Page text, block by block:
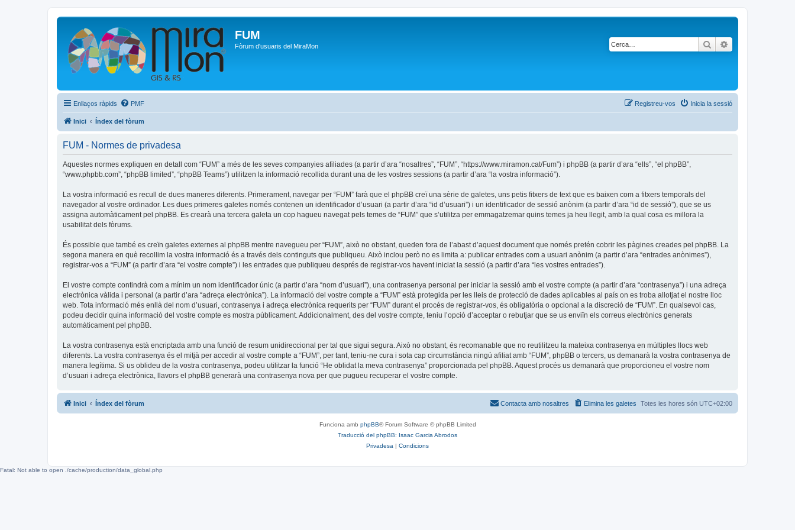
FUM
Fòrum d'usuaris del MiraMon Cerca
Enllaços ràpids PMF Inicia la sessió
Registreu-vos
Inici Índex del fòrum
FUM - Normes de privadesa
Aquestes normes expliquen en detall com “FUM” a més de les seves companyies afiliades (a partir d’ara “nosaltres”, “FUM”, “https://www.miramon.cat/Fum”) i phpBB (a partir d’ara “ells”, “el phpBB”,
“www.phpbb.com”, “phpBB limited”, “phpBB Teams”) utilitzen la informació recollida durant una de les vostres sessions (a partir d’ara “la vostra informació”).
La vostra informació es recull de dues maneres diferents. Primerament, navegar per “FUM” farà que el phpBB creï una sèrie de galetes, uns petis fitxers de text que es baixen com a fitxers temporals del
navegador al vostre ordinador. Les dues primeres galetes només contenen un identificador d’usuari (a partir d’ara “id d’usuari”) i un identificador de sessió anònim (a partir d’ara “id de sessió”), que se us
assigna automàticament pel phpBB. Es crearà una tercera galeta un cop hagueu navegat pels temes de “FUM” que s’utilitza per emmagatzemar quins temes ja heu llegit, amb la qual cosa es millora la
usabilitat dels fòrums.
És possible que també es creïn galetes externes al phpBB mentre navegueu per “FUM”, això no obstant, queden fora de l’abast d’aquest document que només pretén cobrir les pàgines creades pel phpBB. La
segona manera en què recollim la vostra informació és a través dels continguts que publiqueu. Això inclou però no es limita a: publicar entrades com a usuari anònim (a partir d’ara “entrades anònimes”),
registrar-vos a “FUM” (a partir d’ara “el vostre compte”) i les entrades que publiqueu després de registrar-vos havent iniciat la sessió (a partir d’ara “les vostres entrades”).
El vostre compte contindrà com a mínim un nom identificador únic (a partir d’ara “nom d’usuari”), una contrasenya personal per iniciar la sessió amb el vostre compte (a partir d’ara “contrasenya”) i una adreça
electrònica vàlida i personal (a partir d’ara “adreça electrònica”). La informació del vostre compte a “FUM” està protegida per les lleis de protecció de dades aplicables al país on es troba allotjat el nostre lloc
web. Tota informació més enllà del nom d’usuari, contrasenya i adreça electrònica requerits per “FUM” durant el procés de registrar-vos, és obligatòria o opcional a la discreció de “FUM”. En qualsevol cas,
podeu decidir quina informació del vostre compte es mostra públicament. Addicionalment, des del vostre compte, teniu l’opció d’acceptar o rebutjar que se us enviïn els correus electrònics generats
automàticament pel phpBB.
La vostra contrasenya està encriptada amb una funció de resum unidireccional per tal que sigui segura. Això no obstant, és recomanable que no reutilitzeu la mateixa contrasenya en múltiples llocs web
diferents. La vostra contrasenya és el mitjà per accedir al vostre compte a “FUM”, per tant, teniu-ne cura i sota cap circumstància ningú afiliat amb “FUM”, phpBB o tercers, us demanarà la vostra contrasenya de
manera legítima. Si us oblideu de la vostra contrasenya, podeu utilitzar la funció “He oblidat la meva contrasenya” proporcionada pel phpBB. Aquest procés us demanarà que proporcioneu el vostre nom
d’usuari i adreça electrònica, llavors el phpBB generarà una contrasenya nova per que pugueu recuperar el vostre compte.
Inici Índex del fòrum Totes les hores són UTC+02:00
Elimina les galetes
Contacta amb nosaltres
Funciona amb phpBB® Forum Software © phpBB Limited
Traducció del phpBB: Isaac Garcia Abrodos
Privadesa | Condicions
Fatal: Not able to open ./cache/production/data_global.php